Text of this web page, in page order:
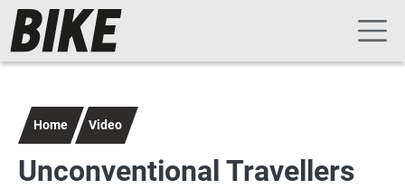
Salta al contenuto principale
Navigazione principale
Home Video
Unconventional Travellers